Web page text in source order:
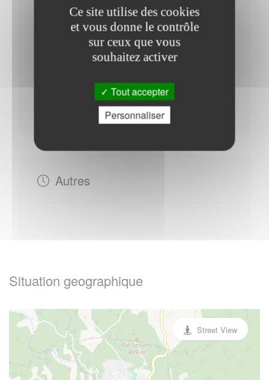
Horaires Mairie
Samedi : - 09h00 à 12h00
Autres
Situation geographique
Street View
Ce site utilise des cookies
et vous donne le contrôle
sur ceux que vous
souhaitez activer
Tout accepter
Personnaliser